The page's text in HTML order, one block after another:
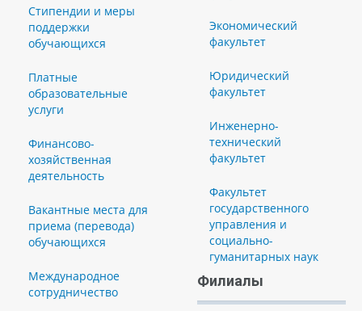
Стипендии и меры
поддержки
обучающихся
Платные
образовательные
услуги
Финансово-
хозяйственная
деятельность
Вакантные места для
приема (перевода)
обучающихся
Международное
сотрудничество
Экономический
факультет
Юридический
факультет
Инженерно-
технический
факультет
Факультет
государственного
управления и
социально-
гуманитарных наук
Филиалы